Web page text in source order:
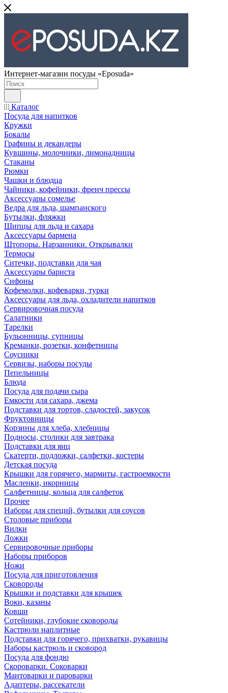
Интернет-магазин посуды «Eposuda»
Каталог
Посуда для напитков
Кружки
Бокалы
Графины и декандеры
Кувшины, молочники, лимонадницы
Стаканы
Рюмки
Чашки и блюдца
Чайники, кофейники, френч прессы
Аксессуары сомелье
Ведра для льда, шампанского
Бутылки, фляжки
Щипцы для льда и сахара
Аксессуары бармена
Штопоры. Нарзанники. Открывалки
Термосы
Ситечки, подставки для чая
Аксессуары бариста
Сифоны
Кофемолки, кофеварки, турки
Аксессуары для льда, охладители напитков
Сервировочная посуда
Салатники
Тарелки
Бульонницы, супницы
Креманки, розетки, конфетницы
Соусники
Сервизы, наборы посуды
Пепельницы
Блюда
Посуда для подачи сыра
Емкости для сахара, джема
Подставки для тортов, сладостей, закусок
Фруктовницы
Корзины для хлеба, хлебницы
Подносы, столики для завтрака
Подставки для яиц
Скатерти, подложки, салфетки, костеры
Детская посуда
Крышки для горячего, мармиты, гастроемкости
Масленки, икорницы
Салфетницы, кольца для салфеток
Прочее
Наборы для специй, бутылки для соусов
Столовые приборы
Вилки
Ложки
Сервировочные приборы
Наборы приборов
Ножи
Посуда для приготовления
Сковороды
Крышки и подставки для крышек
Воки, казаны
Ковши
Сотейники, глубокие сковороды
Кастрюли наплитные
Подставки для горячего, прихватки, рукавицы
Наборы кастрюль и сковород
Посуда для фондю
Скороварки. Соковарки
Мантоварки и пароварки
Адаптеры, рассекатели